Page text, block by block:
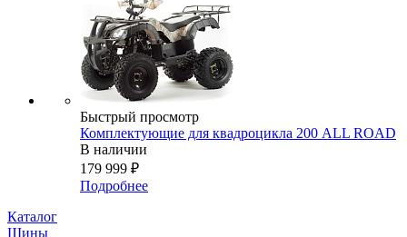
Быстрый просмотр
Комплектующие для квадроцикла 200 ALL ROAD
В наличии
179 999 ₽
Подробнее
Каталог
Шины